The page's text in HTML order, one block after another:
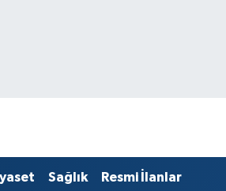
Sağlık Resmi İlanlar